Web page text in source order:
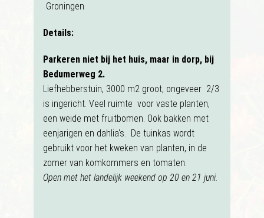
Groningen
Details:
Parkeren niet bij het huis, maar in dorp, bij
Bedumerweg 2.
Liefhebberstuin, 3000 m2 groot, ongeveer 2/3
is ingericht. Veel ruimte voor vaste planten,
een weide met fruitbomen. Ook bakken met
eenjarigen en dahlia's. De tuinkas wordt
gebruikt voor het kweken van planten, in de
zomer van komkommers en tomaten.
Open met het landelijk weekend op 20 en 21 juni.